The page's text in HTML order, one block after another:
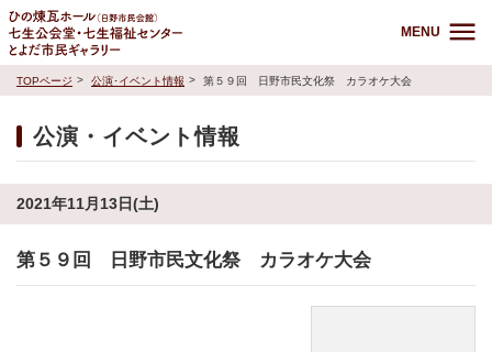
MENU
TOPページ 公演･イベント情報 第５９回 日野市民文化祭 カラオケ大会
公演・イベント情報
2021年11月13日(土)
第５９回 日野市民文化祭 カラオケ大会